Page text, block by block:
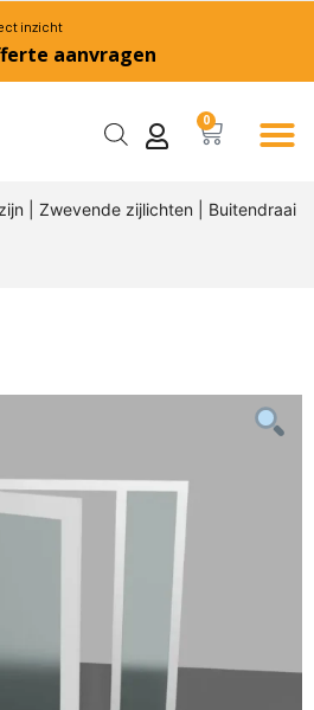
inzicht
aanvragen
0
| Zwevende zijlichten | Buitendraai